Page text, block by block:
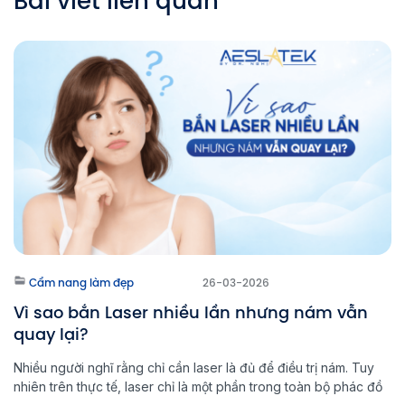
Cẩm nang làm đẹp 26-03-2026
Vì sao bắn Laser nhiều lần nhưng nám vẫn
quay lại?
Nhiều người nghĩ rằng chỉ cần laser là đủ để điều trị nám. Tuy
nhiên trên thực tế, laser chỉ là một phần trong toàn bộ phác đồ